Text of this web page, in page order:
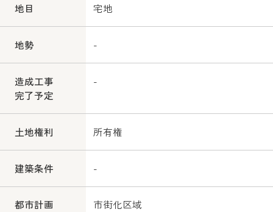
地目 宅地
地勢 -
造成工事
完了予定
-
土地権利 所有権
建築条件 -
都市計画 市街化区域